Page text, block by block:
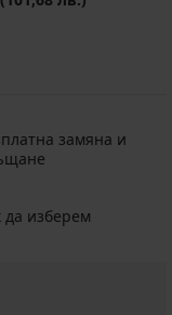
замяна и
да изберем